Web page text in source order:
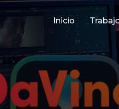
Inicio